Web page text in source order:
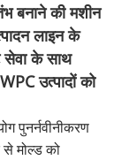
बनाने की मशीन
लाइन के
सेवा के साथ
उत्पादों को
पुनर्नवीनीकरण
मोल्ड को